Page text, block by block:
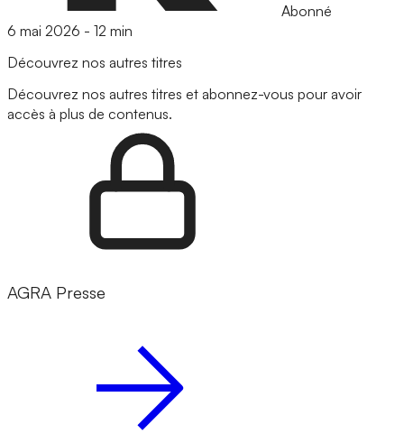
Abonné
6 mai 2026 - 12 min
Découvrez nos autres titres
Découvrez nos autres titres et abonnez-vous pour avoir
accès à plus de contenus.
AGRA Presse